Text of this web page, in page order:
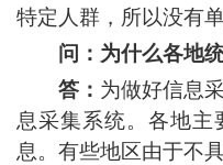
特定人群，所以没有单
问：为什么各地
答： 为做好信息
息采集系统。各地主
息。有些地区由于不